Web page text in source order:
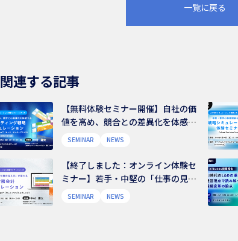
一覧に戻る
関連する記事
【無料体験セミナー開催】自社の価
値を高め、競合との差異化を体感す
るマーケティング戦略シミュレーシ
Enterprise™
SEMINAR NEWS
【終了しました：オンライン体験セ
ミナー】若手・中堅の「仕事の見え
方」が変わる 財務会計シミュレーシ
SEMINAR NEWS